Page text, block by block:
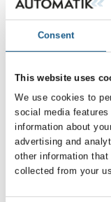
Consent
This website uses
We use cookies to
social media
information about
advertising and
other information that
collected from your
ladeinfrastrukturer
verden over. Under
udviklingen af
bruger Audi en
realiseret med
komponenter fra
automationssys
30. juni 2026
| Pilz Skandinavien
Den lille styring
PNOZmulti 2